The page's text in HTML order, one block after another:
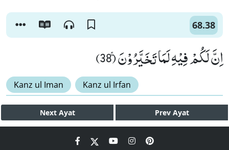
68.38
اِنَّ لَكُمْ فِیْهِ لَمَا تَخَیَّرُوْنَۚ (38)
Kanz ul Iman Kanz ul Irfan
Next Ayat Prev Ayat